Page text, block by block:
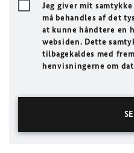
Jeg giver mit
må behandles af det
at kunne håndtere en
websiden. Dette
tilbagekaldes med
henvisningerne om